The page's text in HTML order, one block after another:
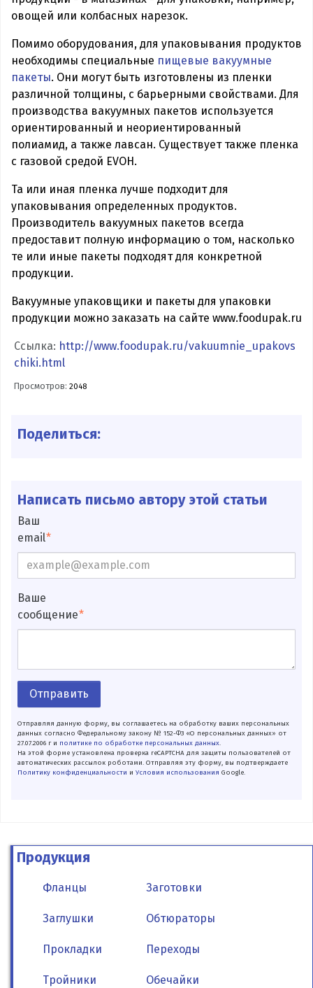
овощей или колбасных нарезок.
Помимо оборудования, для упаковывания продуктов
необходимы специальные пищевые вакуумные
пакеты. Они могут быть изготовлены из пленки
различной толщины, с барьерными свойствами. Для
производства вакуумных пакетов используется
ориентированный и неориентированный
полиамид, а также лавсан. Существует также пленка
с газовой средой EVOH.
Та или иная пленка лучше подходит для
упаковывания определенных продуктов.
Производитель вакуумных пакетов всегда
предоставит полную информацию о том, насколько
те или иные пакеты подходят для конкретной
продукции.
Вакуумные упаковщики и пакеты для упаковки
продукции можно заказать на сайте www.foodupak.ru
Ссылка: http://www.foodupak.ru/vakuumnie_upakovs
chiki.html
Просмотров:2048
Поделиться:
Написать письмо автору этой статьи
Ваш
email
Ваше
сообщение
Отправить
Отправляя данную форму, вы соглашаетесь на обработку ваших персональных
данных согласно Федеральному закону № 152-ФЗ «О персональных данных» от
27.07.2006 г и политике по обработке персональных данных.
На этой форме установлена проверка reCAPTCHA для защиты пользователей от
автоматических рассылок роботами. Отправляя эту форму, вы подтверждаете
Политику конфиденциальности и Условия использования Google.
Продукция
Фланцы Заготовки
Заглушки Обтюраторы
Прокладки Переходы
Тройники Обечайки